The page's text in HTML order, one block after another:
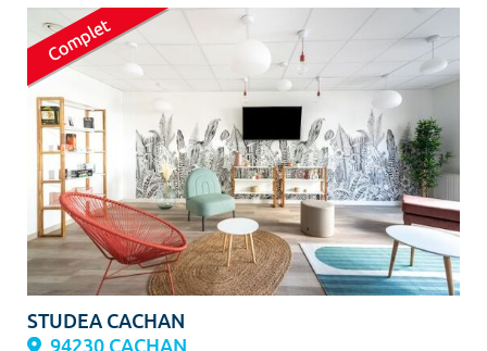
STUDEA CACHAN